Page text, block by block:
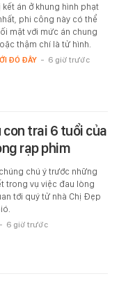
kết án ở khung hình phạt
phi công này có thể
mặt với mức án chung
thậm chí là tử hình.
ĐÓ ĐÂY - 6 giờ trước
con trai 6 tuổi của
rạp phim
chú ý trước những
trong vụ việc đau lòng
tới quý tử nhà Chị Đẹp
- 6 giờ trước